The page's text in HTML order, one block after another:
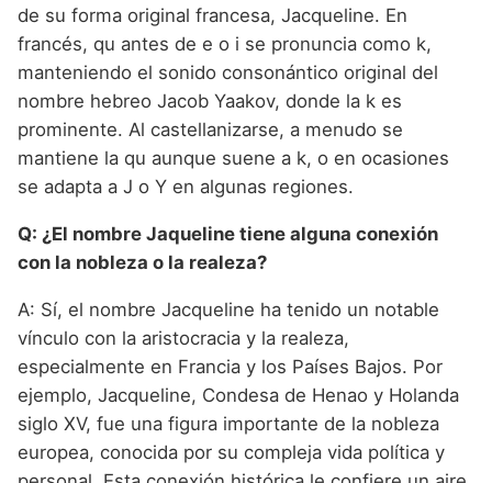
de su forma original francesa, Jacqueline. En
francés, qu antes de e o i se pronuncia como k,
manteniendo el sonido consonántico original del
nombre hebreo Jacob Yaakov, donde la k es
prominente. Al castellanizarse, a menudo se
mantiene la qu aunque suene a k, o en ocasiones
se adapta a J o Y en algunas regiones.
Q: ¿El nombre Jaqueline tiene alguna conexión
con la nobleza o la realeza?
A: Sí, el nombre Jacqueline ha tenido un notable
vínculo con la aristocracia y la realeza,
especialmente en Francia y los Países Bajos. Por
ejemplo, Jacqueline, Condesa de Henao y Holanda
siglo XV, fue una figura importante de la nobleza
europea, conocida por su compleja vida política y